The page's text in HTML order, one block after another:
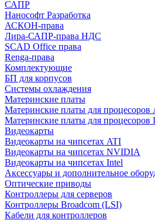
САПР
Нанософт Разработка
АСКОН-права
Лира-САПР-права НДС
SCAD Office права
Renga-права
Комплектующие
БП для корпусов
Системы охлаждения
Материнские платы
Материнские платы для процесоров
Материнские платы для процесоров
Видеокарты
Видеокарты на чипсетах ATI
Видеокарты на чипсетах NVIDIA
Видеокарты на чипсетах Intel
Аксессуары и дополнительное
Оптические приводы
Контроллеры для серверов
Контроллеры Broadcom (LSI)
Кабели для контроллеров